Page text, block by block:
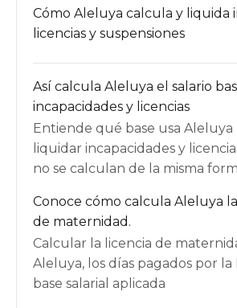
Cómo Aleluya calcula y liquida
licencias y suspensiones
Así calcula Aleluya el salario
incapacidades y licencias
Entiende qué base usa Aleluya
liquidar incapacidades y
no se calculan de la misma
Conoce cómo calcula Aleluya
de maternidad.
Calcular la licencia de
Aleluya, los días pagados por la
base salarial aplicada